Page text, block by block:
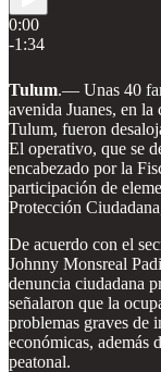
0:00
-1:34
Tulum.— Unas 40
avenida Juanes, en
Tulum, fueron
El operativo, que se
encabezado por la
participación de
Protección
De acuerdo con el
Johnny Monsreal
denuncia ciudadana
señalaron que la
problemas graves de
económicas, además
peatonal.